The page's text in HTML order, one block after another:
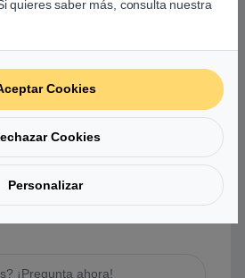
respuestas de los
este producto
de este producto.
quieres saber más, consulta nuestra
Cookies
Cookies
Personalizar